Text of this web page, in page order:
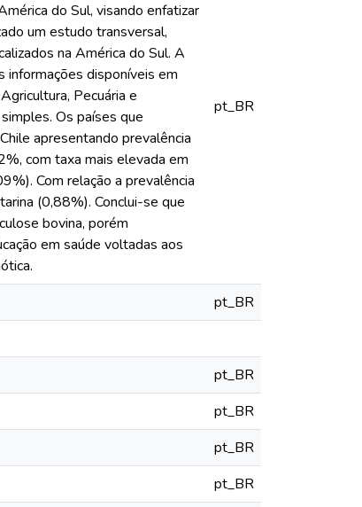
do Sul, visando enfatizar
um estudo transversal,
na América do Sul. A
disponíveis em
Pecuária e
Os países que
apresentando prevalência
com taxa mais elevada em
Com relação a prevalência
(0,88%). Conclui-se que
bovina, porém
em saúde voltadas aos
pt_BR
pt_BR
pt_BR
pt_BR
pt_BR
pt_BR